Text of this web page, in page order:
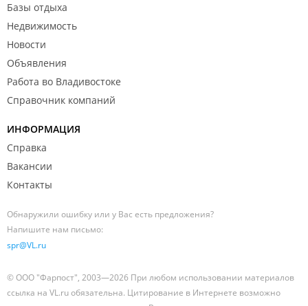
Базы отдыха
Недвижимость
Новости
Объявления
Работа во Владивостоке
Справочник компаний
ИНФОРМАЦИЯ
Справка
Вакансии
Контакты
Обнаружили ошибку или у Вас есть предложения?
Напишите нам письмо:
spr@VL.ru
© ООО "Фарпост", 2003—2026 При любом использовании материалов
ссылка на VL.ru обязательна. Цитирование в Интернете возможно